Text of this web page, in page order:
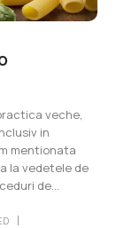
veche,
in
mentionata
la vedetele de
de...